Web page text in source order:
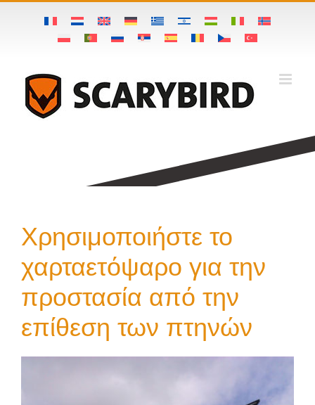
Skip
Χρησιμοποιήστε το
χαρταετόψαρο για την
προστασία από την
επίθεση των πτηνών